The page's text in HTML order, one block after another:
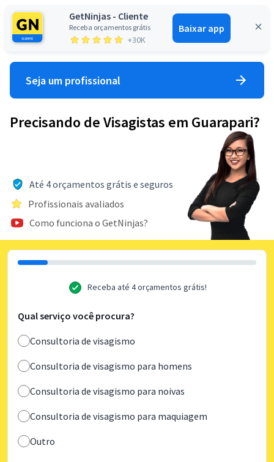
GetNinjas - Cliente
Receba orçamentos grátis
+30K
Baixar app
Entrar
Seja um profissional
Precisando de Visagistas em Guarapari?
Até 4 orçamentos grátis e seguros
Profissionais avaliados
Como funciona o GetNinjas?
Receba até 4 orçamentos grátis!
Qual serviço você procura?
Consultoria de visagismo
Consultoria de visagismo para homens
Consultoria de visagismo para noivas
Consultoria de visagismo para maquiagem
Outro